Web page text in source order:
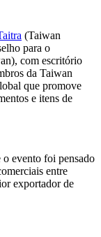
(Taiwan
para o
com escritório
da Taiwan
que promove
e itens de
evento foi pensado
entre
exportador de